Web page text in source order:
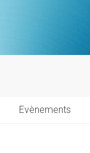
Evènements